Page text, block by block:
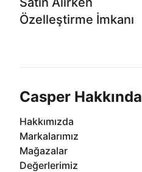
Özelleştirme İmkanı
Casper Hakkında
Hakkımızda
Markalarımız
Mağazalar
Değerlerimiz